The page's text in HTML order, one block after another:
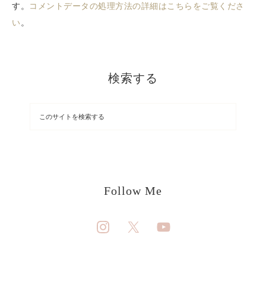
す。
コメントデータの処理方法の詳細はこちらをご覧くださ
い。
検索する
Follow Me